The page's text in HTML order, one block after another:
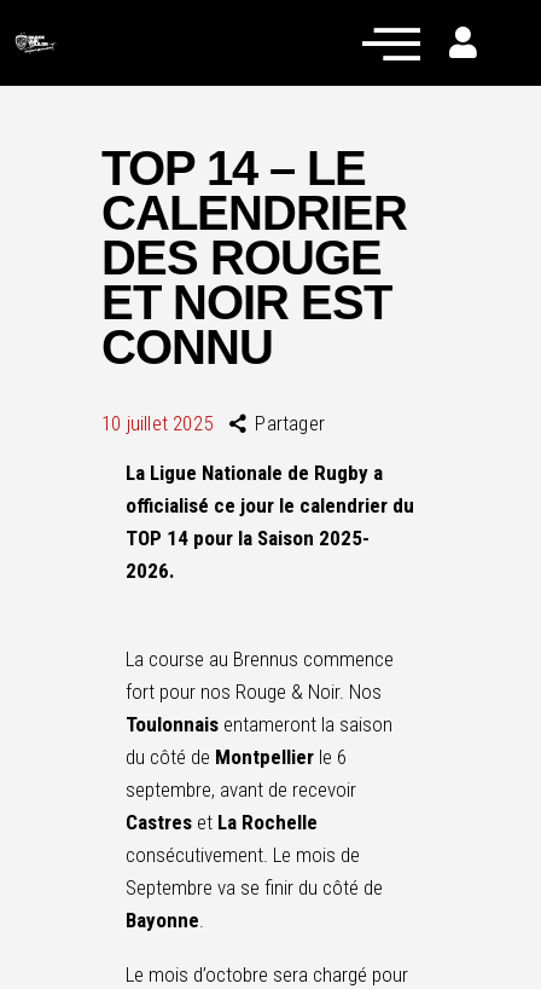
Actualités
Équipe pro
Nos équipes
Fan Zone
TOP 14 – LE
CALENDRIER
DES ROUGE
ET NOIR EST
CONNU
10 juillet 2025 Partager
La Ligue Nationale de Rugby a
officialisé ce jour le calendrier du
TOP 14 pour la Saison 2025-
2026.
La course au Brennus commence
fort pour nos Rouge & Noir. Nos
Toulonnais entameront la saison
du côté de Montpellier le 6
septembre, avant de recevoir
Castres et La Rochelle
consécutivement. Le mois de
Septembre va se finir du côté de
Bayonne
Le mois d’octobre sera chargé pour